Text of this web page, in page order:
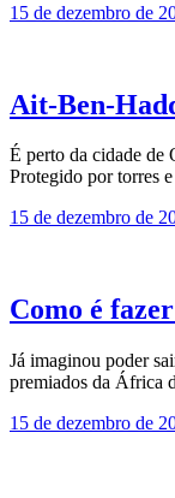
15 de dezembro de
Ait-Ben-
É perto da cidade de
Protegido por torres
15 de dezembro de
Como é
Já imaginou poder
premiados da África
15 de dezembro de